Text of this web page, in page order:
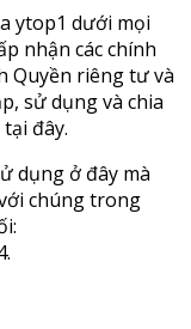
ytop1 dưới mọi
nhận các chính
Quyền riêng tư và
sử dụng và chia
đây.
dụng ở đây mà
chúng trong